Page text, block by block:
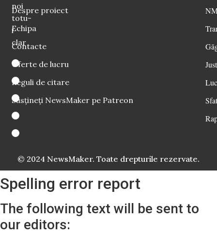
noi
totu-
i
clar
Despre proiect
Echipa
Contacte
Oferte de lucru
Reguli de citare
Susțineți NewsMaker pe Patreon
© 2024 NewsMaker. Toate drepturile rezervate.
Spelling error report
The following text will be sent to
our editors: